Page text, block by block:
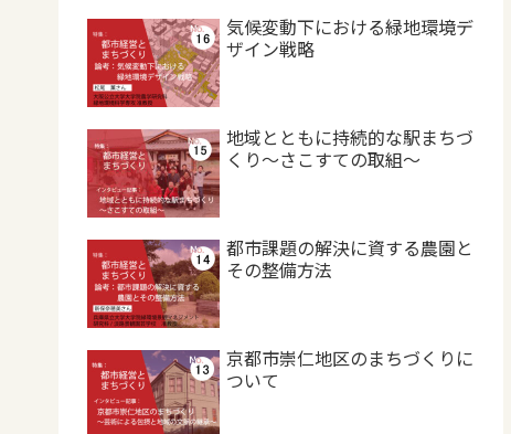
気候変動下における緑地環境デ
ザイン戦略
地域とともに持続的な駅まちづ
くり～さこすての取組～
都市課題の解決に資する農園と
その整備方法
京都市崇仁地区のまちづくりに
ついて